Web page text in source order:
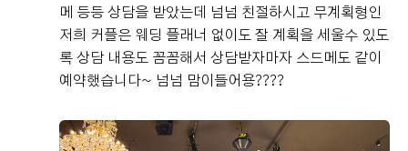
메 등등 상담을 받았는데 넘넘 친절하시고 무계획형인
저희 커플은 웨딩 플래너 없이도 잘 계획을 세울수 있도
록 상담 내용도 꼼꼼해서 상담받자마자 스드메도 같이
예약했습니다~ 넘넘 맘이들어용????